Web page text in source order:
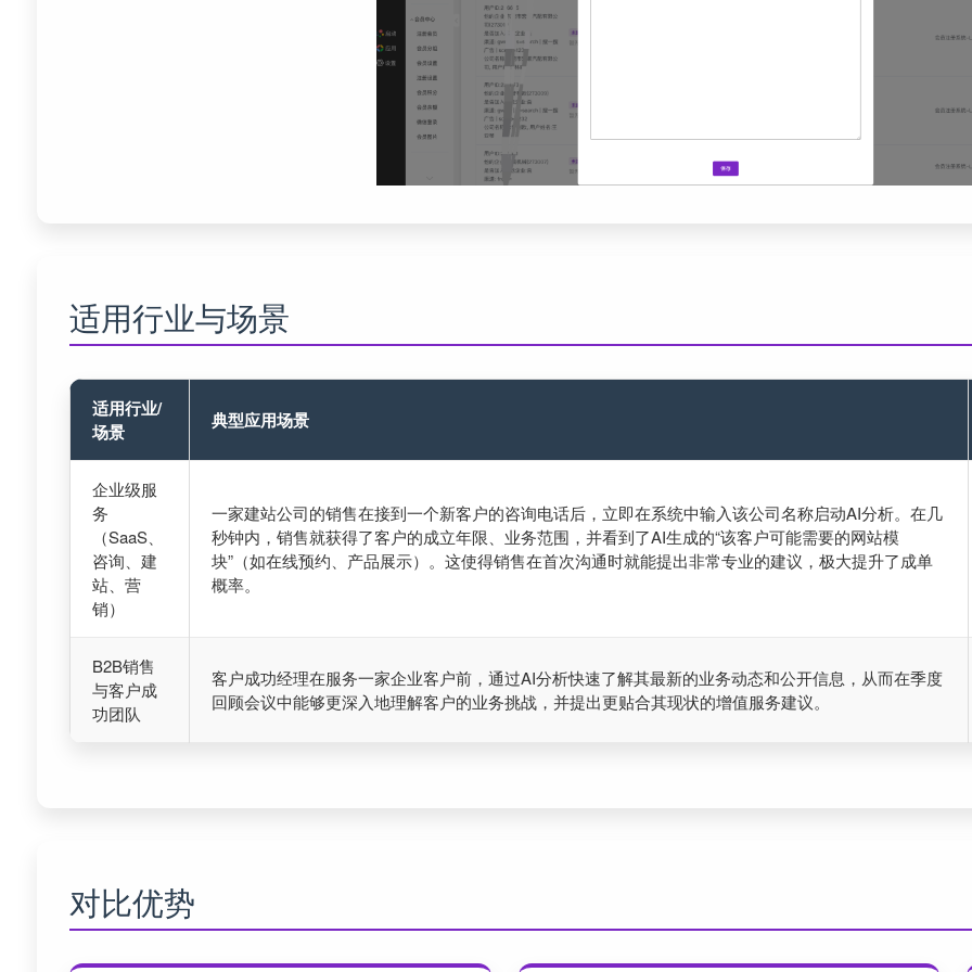
适用行业与场景
适用行业/
场景
典型应用场景
企业级服
务
（SaaS、
咨询、建
站、营
销）
一家建站公司的销售在接到一个新客户的咨询电话后，立即在系统中输入该公司名称启动AI分析。在几
秒钟内，销售就获得了客户的成立年限、业务范围，并看到了AI生成的“该客户可能需要的网站模
块”（如在线预约、产品展示）。这使得销售在首次沟通时就能提出非常专业的建议，极大提升了成单
概率。
B2B销售
与客户成
功团队
客户成功经理在服务一家企业客户前，通过AI分析快速了解其最新的业务动态和公开信息，从而在季度
回顾会议中能够更深入地理解客户的业务挑战，并提出更贴合其现状的增值服务建议。
对比优势